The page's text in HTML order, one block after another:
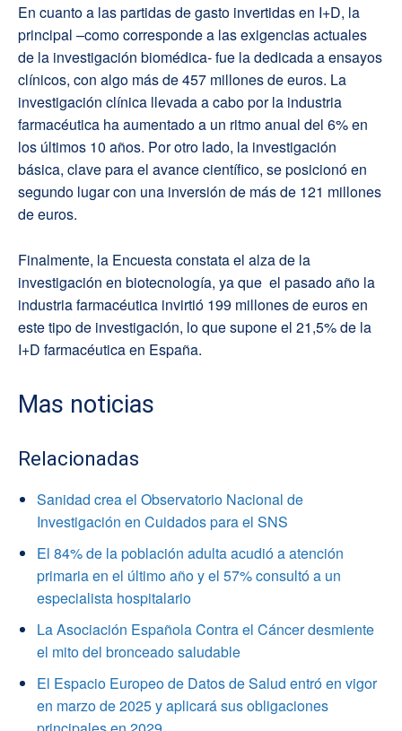
En cuanto a las partidas de gasto invertidas en I+D, la
principal –como corresponde a las exigencias actuales
de la investigación biomédica- fue la dedicada a ensayos
clínicos, con algo más de 457 millones de euros. La
investigación clínica llevada a cabo por la industria
farmacéutica ha aumentado a un ritmo anual del 6% en
los últimos 10 años. Por otro lado, la investigación
básica, clave para el avance científico, se posicionó en
segundo lugar con una inversión de más de 121 millones
de euros.
Finalmente, la Encuesta constata el alza de la
investigación en biotecnología, ya que el pasado año la
industria farmacéutica invirtió 199 millones de euros en
este tipo de investigación, lo que supone el 21,5% de la
I+D farmacéutica en España.
Mas noticias
Relacionadas
Sanidad crea el Observatorio Nacional de
Investigación en Cuidados para el SNS
El 84% de la población adulta acudió a atención
primaria en el último año y el 57% consultó a un
especialista hospitalario
La Asociación Española Contra el Cáncer desmiente
el mito del bronceado saludable
El Espacio Europeo de Datos de Salud entró en vigor
en marzo de 2025 y aplicará sus obligaciones